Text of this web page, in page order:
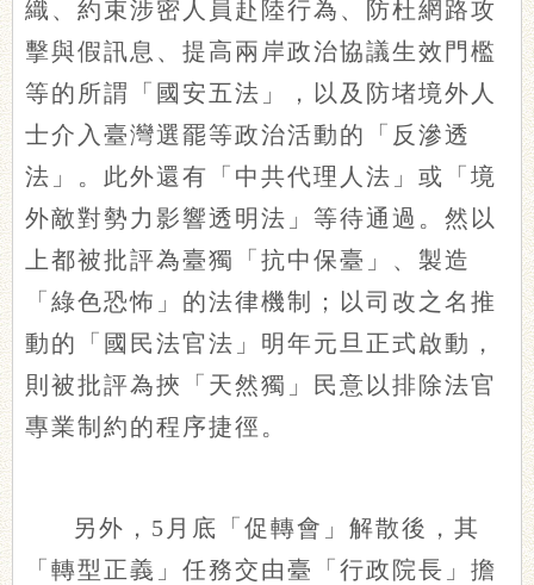
織、約束涉密人員赴陸行為、防杜網路攻
擊與假訊息、提高兩岸政治協議生效門檻
等的所謂「國安五法」，以及防堵境外人
士介入臺灣選罷等政治活動的「反滲透
法」。此外還有「中共代理人法」或「境
外敵對勢力影響透明法」等待通過。然以
上都被批評為臺獨「抗中保臺」、製造
「綠色恐怖」的法律機制；以司改之名推
動的「國民法官法」明年元旦正式啟動，
則被批評為挾「天然獨」民意以排除法官
專業制約的程序捷徑。
另外，5月底「促轉會」解散後，其
「轉型正義」任務交由臺「行政院長」擔